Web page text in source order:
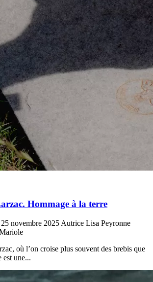
Hommage à la terre
25 novembre 2025 Autrice Lisa Peyronne
où l’on croise plus souvent des brebis que
est une...